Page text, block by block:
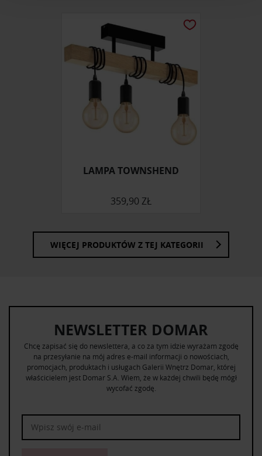
korzystasz z naszej witryny, udostępniamy partnerom
społecznościowym, reklamowym i analitycznym.
Partnerzy mogą połączyć te informacje z innymi danymi
otrzymanymi od Ciebie lub uzyskanymi podczas
korzystania z ich usług.
LAMPA TOWNSHEND
359,90 ZŁ
WIĘCEJ PRODUKTÓW Z TEJ KATEGORII
NEWSLETTER DOMAR
Chcę zapisać się do newslettera, a co za tym idzie wyrażam zgodę
na przesyłanie na mój adres e-mail informacji o nowościach,
promocjach, produktach i usługach Galerii Wnętrz Domar, której
właścicielem jest Domar S.A. Wiem, że w każdej chwili będę mógł
wycofać zgodę.